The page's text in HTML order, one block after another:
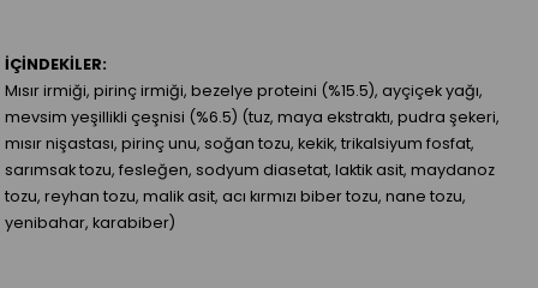
İÇİNDEKİLER:
Mısır irmiği, pirinç irmiği, bezelye proteini (%15.5), ayçiçek yağı,
mevsim yeşillikli çeşnisi (%6.5) (tuz, maya ekstraktı, pudra şekeri,
mısır nişastası, pirinç unu, soğan tozu, kekik, trikalsiyum fosfat,
sarımsak tozu, fesleğen, sodyum diasetat, laktik asit, maydanoz
tozu, reyhan tozu, malik asit, acı kırmızı biber tozu, nane tozu,
yenibahar, karabiber)